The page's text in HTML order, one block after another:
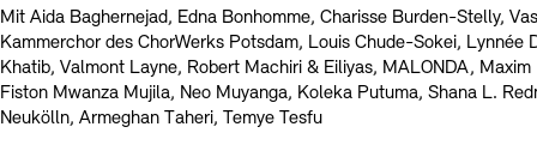
Mit Aida Baghernejad, Edna Bonhomme, Charisse Burden-Stelly,
Kammerchor des ChorWerks Potsdam, Louis Chude-Sokei, Lynnée
Khatib, Valmont Layne, Robert Machiri & Eiliyas, MALONDA,
Fiston Mwanza Mujila, Neo Muyanga, Koleka Putuma, Shana L.
Neukölln, Armeghan Taheri, Temye Tesfu